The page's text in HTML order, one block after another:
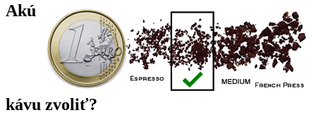
Akú
kávu zvoliť?